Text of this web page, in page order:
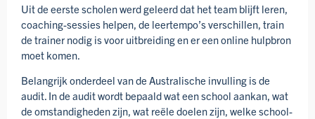
Uit de eerste scholen werd geleerd dat het team blijft leren,
coaching-sessies helpen, de leertempo’s verschillen, train
de trainer nodig is voor uitbreiding en er een online hulpbron
moet komen.
Belangrijk onderdeel van de Australische invulling is de
audit. In de audit wordt bepaald wat een school aankan, wat
de omstandig­heden zijn, wat reële doelen zijn, welke school­